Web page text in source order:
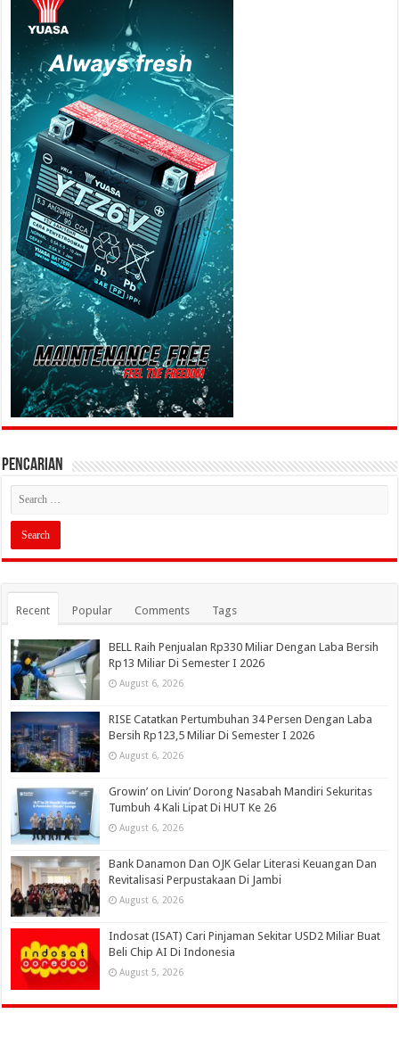
PENCARIAN
Recent Popular Comments Tags
BELL Raih Penjualan Rp330 Miliar Dengan Laba Bersih
Rp13 Miliar Di Semester I 2026
August 6, 2026
RISE Catatkan Pertumbuhan 34 Persen Dengan Laba
Bersih Rp123,5 Miliar Di Semester I 2026
August 6, 2026
Growin’ on Livin’ Dorong Nasabah Mandiri Sekuritas
Tumbuh 4 Kali Lipat Di HUT Ke 26
August 6, 2026
Bank Danamon Dan OJK Gelar Literasi Keuangan Dan
Revitalisasi Perpustakaan Di Jambi
August 6, 2026
Indosat (ISAT) Cari Pinjaman Sekitar USD2 Miliar Buat
Beli Chip AI Di Indonesia
August 5, 2026